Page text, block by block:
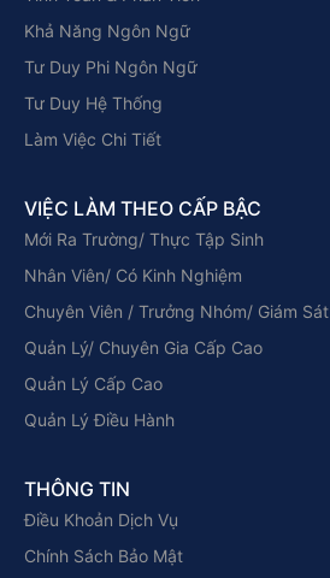
Khả Năng Ngôn Ngữ
Tư Duy Phi Ngôn Ngữ
Tư Duy Hệ Thống
Làm Việc Chi Tiết
VIỆC LÀM THEO CẤP BẬC
Mới Ra Trường/ Thực Tập Sinh
Nhân Viên/ Có Kinh Nghiệm
Chuyên Viên / Trưởng Nhóm/ Giám Sát
Quản Lý/ Chuyên Gia Cấp Cao
Quản Lý Cấp Cao
Quản Lý Điều Hành
THÔNG TIN
Điều Khoản Dịch Vụ
Chính Sách Bảo Mật